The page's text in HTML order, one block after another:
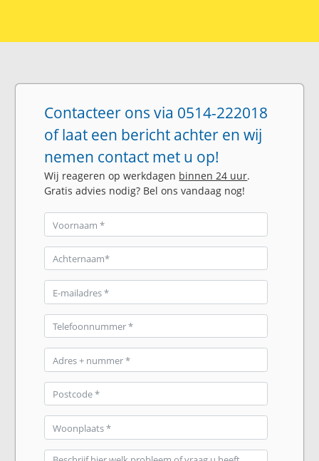
Contacteer ons via 0514-222018
of laat een bericht achter en wij
nemen contact met u op!
Wij reageren op werkdagen binnen 24 uur.
Gratis advies nodig? Bel ons vandaag nog!